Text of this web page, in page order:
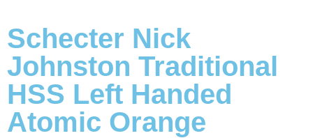
Schecter Nick
Johnston Traditional
HSS Left Handed
Atomic Orange